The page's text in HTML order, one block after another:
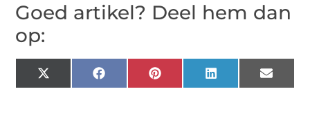
Goed artikel? Deel hem dan
op:
X
(Twitter)
FacebookPinterestLinkedIn Email